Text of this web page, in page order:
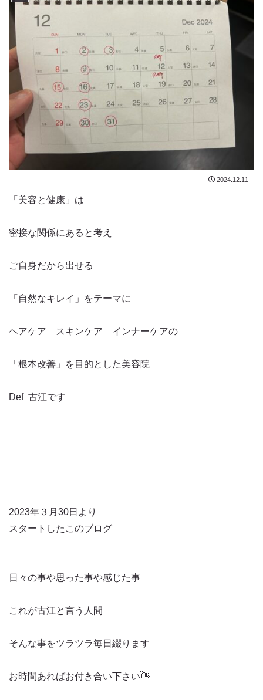
2024.12.11
「美容と健康」は
密接な関係にあると考え
ご自身だから出せる
「自然なキレイ」をテーマに
ヘアケア スキンケア インナーケアの
「根本改善」を目的とした美容院
Def 古江です
2023年３月30日より
スタートしたこのブログ
日々の事や思った事や感じた事
これが古江と言う人間
そんな事をツラツラ毎日綴ります
お時間あればお付き合い下さい👋